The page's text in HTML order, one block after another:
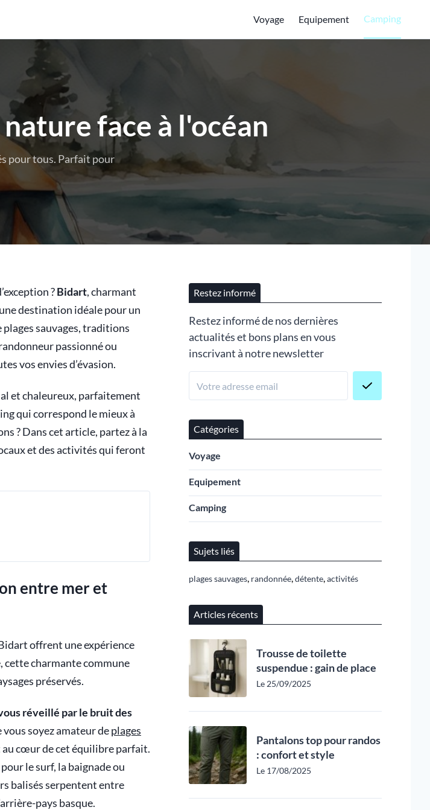
Voyage Equipement Camping
face à l'océan
pour tous. Parfait pour
?Bidart, charmant
destination idéale pour un
sauvages, traditions
passionné ou
vos envies d’évasion.
et chaleureux, parfaitement
qui correspond le mieux à
? Dans cet article, partez à la
et des activités qui feront
entre mer et
offrent une expérience
cette charmante commune
préservés.
réveillé par le bruit des
soyez amateur deplages
au cœur de cet équilibre parfait.
le surf, la baignade ou
balisés serpentent entre
pays basque.
Restez informé
Restez informé de nos dernières
actualités et bons plans en vous
inscrivant à notre newsletter
Catégories
Voyage
Equipement
Camping
Sujets liés
plages sauvages, randonnée,détente,activités
Articles récents
Trousse de toilette
suspendue : gain de place
Le 25/09/2025
Pantalons top pour randos
: confort et style
Le 17/08/2025